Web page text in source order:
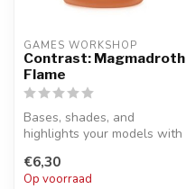
GAMES WORKSHOP
Contrast: Magmadroth
Flame
Bases, shades, and
highlights your models with
€6,30
Op voorraad